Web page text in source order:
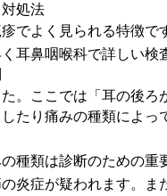
処法
でよく見られる特徴
耳鼻咽喉科で詳しい検
。ここでは「耳の後
たり痛みの種類によっ
種類は診断のための
炎症が疑われます。